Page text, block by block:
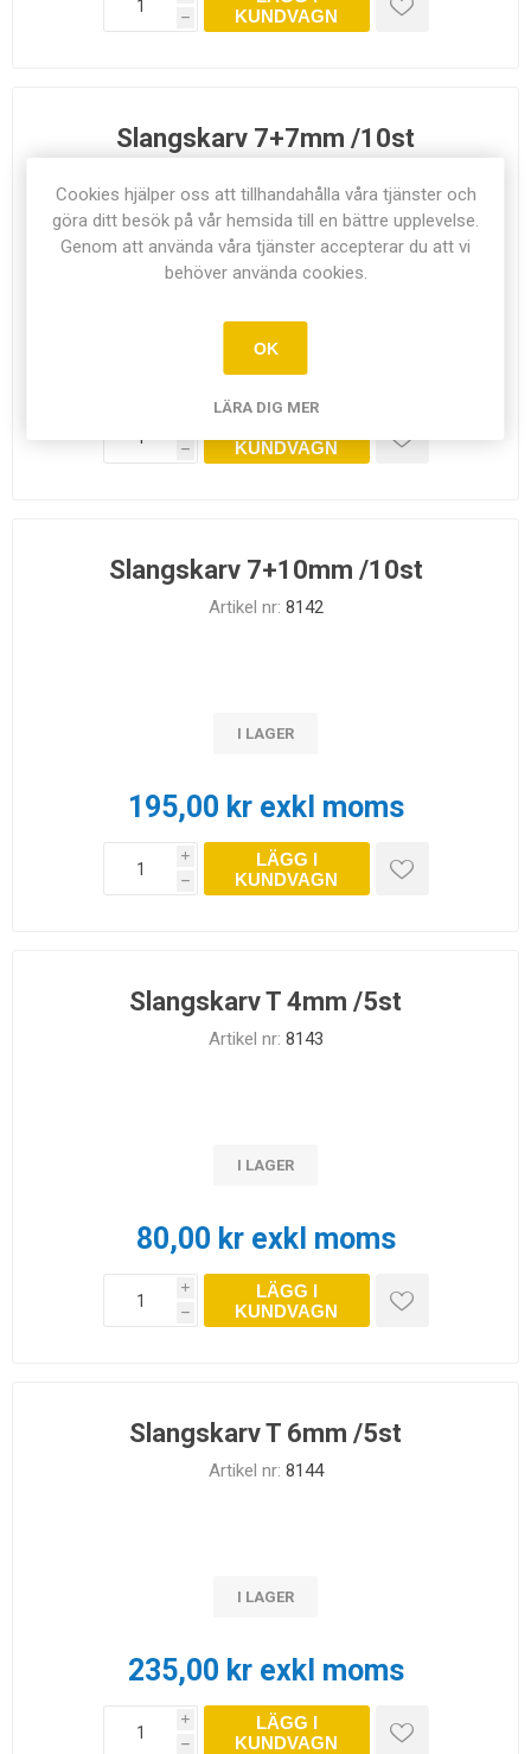
h
KUNDVAGN
Slangskarv 7+7mm /10st
83,00 kr exkl moms
h
KUNDVAGN
Slangskarv 7+10mm /10st
Artikel nr: 8142
I LAGER
195,00 kr exkl moms
i
h
LÄGG I
KUNDVAGN
Slangskarv T 4mm /5st
Artikel nr: 8143
I LAGER
80,00 kr exkl moms
i
h
LÄGG I
KUNDVAGN
Slangskarv T 6mm /5st
Artikel nr: 8144
I LAGER
235,00 kr exkl moms
i
h
LÄGG I
KUNDVAGN
Cookies hjälper oss att tillhandahålla våra tjänster och
göra ditt besök på vår hemsida till en bättre upplevelse.
Genom att använda våra tjänster accepterar du att vi
behöver använda cookies.
OK
LÄRA DIG MER